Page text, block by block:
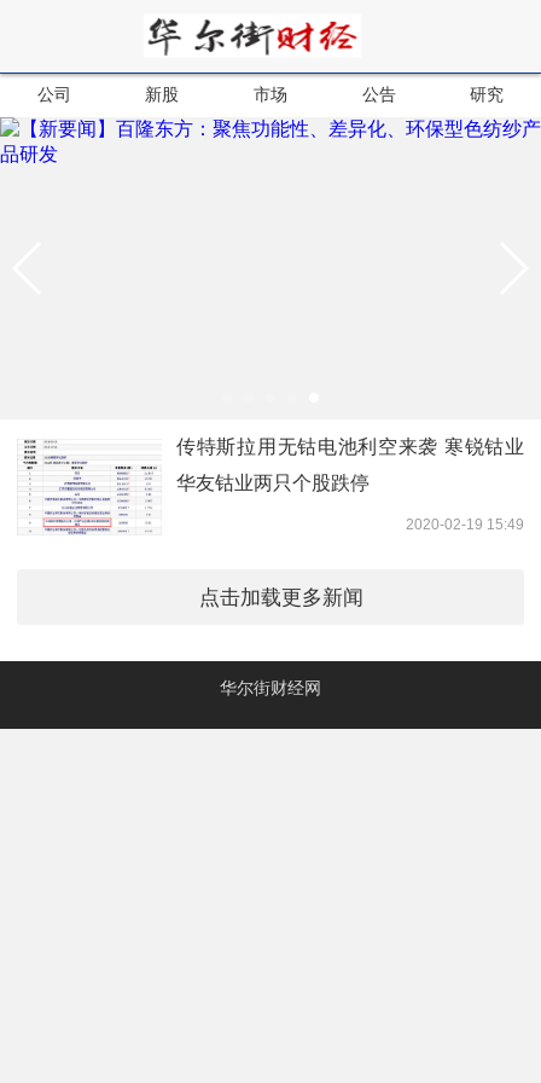
公司 新股 市场 公告 研究
传特斯拉用无钴电池利空来袭 寒锐钴业
华友钴业两只个股跌停
2020-02-19 15:49
点击加载更多新闻
华尔街财经网